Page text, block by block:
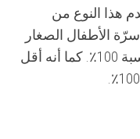
هذا النوع من
الأطفال الصغار
لأنه أكثر نعومة وراحة من القطن بنسبة 100٪. كما أنه أقل